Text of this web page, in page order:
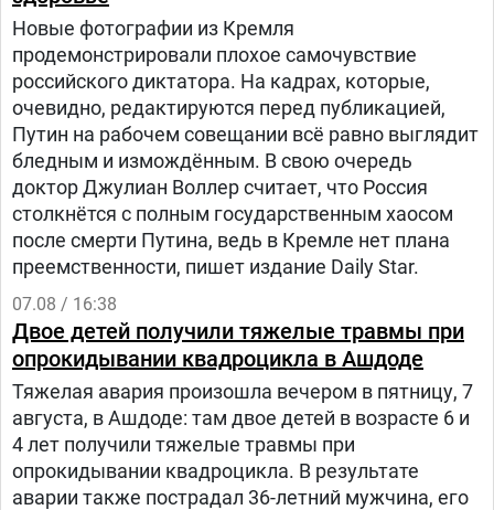
Новые фотографии из Кремля
продемонстрировали плохое самочувствие
российского диктатора. На кадрах, которые,
очевидно, редактируются перед публикацией,
Путин на рабочем совещании всё равно выглядит
бледным и измождённым. В свою очередь
доктор Джулиан Воллер считает, что Россия
столкнётся с полным государственным хаосом
после смерти Путина, ведь в Кремле нет плана
преемственности, пишет издание Daily Star.
07.08 / 16:38
Двое детей получили тяжелые травмы при
опрокидывании квадроцикла в Ашдоде
Тяжелая авария произошла вечером в пятницу, 7
августа, в Ашдоде: там двое детей в возрасте 6 и
4 лет получили тяжелые травмы при
опрокидывании квадроцикла. В результате
аварии также пострадал 36-летний мужчина, его